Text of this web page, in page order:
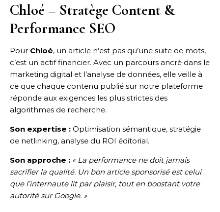
Chloé – Stratège Content &
Performance SEO
Pour Chloé, un article n’est pas qu’une suite de mots,
c’est un actif financier. Avec un parcours ancré dans le
marketing digital et l’analyse de données, elle veille à
ce que chaque contenu publié sur notre plateforme
réponde aux exigences les plus strictes des
algorithmes de recherche.
Son expertise : Optimisation sémantique, stratégie
de netlinking, analyse du ROI éditorial.
Son approche : « La performance ne doit jamais
sacrifier la qualité. Un bon article sponsorisé est celui
que l’internaute lit par plaisir, tout en boostant votre
autorité sur Google. »